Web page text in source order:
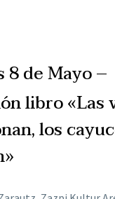
8 de Mayo –
libro «Las
los